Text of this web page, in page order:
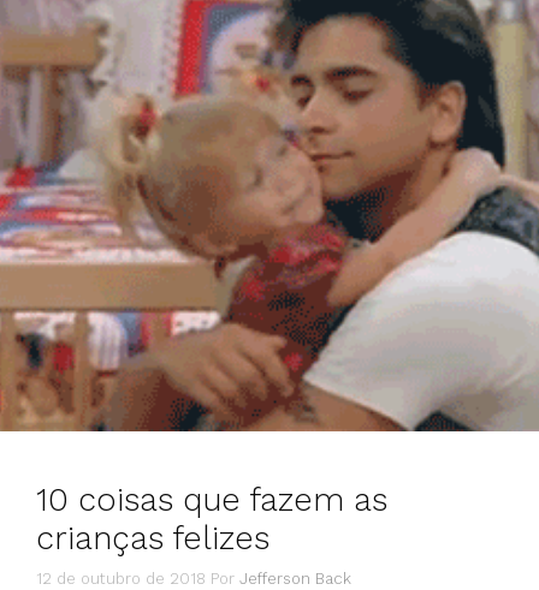
10 coisas que fazem as
crianças felizes
12 de outubro de 2018 Por Jefferson Back